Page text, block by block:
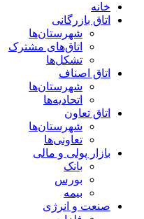
خانه
اتاق بازرگانی
شهرستان‌ها
اتاق‌های مشترک
تشکل‌ها
اتاق اصناف
شهرستان‌ها
اتحادیه‌ها
اتاق تعاون
شهرستان‌ها
تعاونی‌ها
بازار پولی و مالی
بانک
بورس
بیمه
صنعت و انرژی